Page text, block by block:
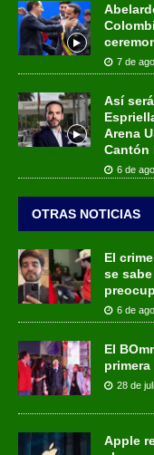
7 de
Así
Arena
Cantón
6 de
OTRAS NOTICIAS
El
se
6 de
El
28 de
Apple